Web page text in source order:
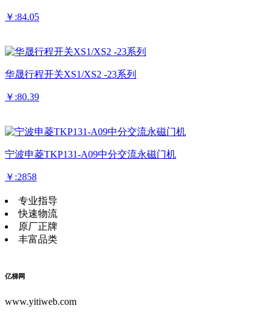
￥:84.05
华晟行程开关XS1/XS2 -23系列
￥:80.39
宁波申菱TKP131-A09中分交流永磁门机
￥:2858
专业指导
快速物流
原厂正牌
丰富品类
亿梯网
www.yitiweb.com